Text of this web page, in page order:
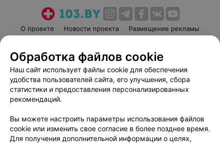
О проекте Новости проекта
Размещение рекламы
Пользовательское соглашение
Способы оплаты
Вакансии
Партнеры
Написать руководителю 103.by
Обработка персональных данных
Обработка файлов cookie
Наш сайт использует файлы cookie для обеспечения
удобства пользователей сайта, его улучшения, сбора
статистики и предоставления персонализированных
рекомендаций.
Вы можете настроить параметры использования файлов
cookie или изменить свое согласие в более позднее время.
Для получения дополнительной информации о целях,